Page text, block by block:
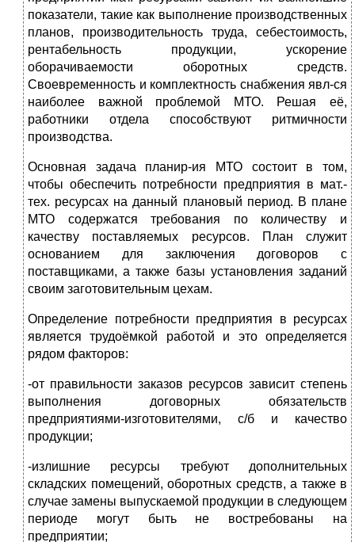
показатели, такие как выполнение производственных
планов, производительность труда, себестоимость,
рентабельность продукции, ускорение
оборачиваемости оборотных средств.
Своевременность и комплектность снабжения явл-ся
наиболее важной проблемой МТО. Решая её,
работники отдела способствуют ритмичности
производства.
Основная задача планир-ия МТО состоит в том,
чтобы обеспечить потребности предприятия в мат.-
тех. ресурсах на данный плановый период. В плане
МТО содержатся требования по количеству и
качеству поставляемых ресурсов. План служит
основанием для заключения договоров с
поставщиками, а также базы установления заданий
своим заготовительным цехам.
Определение потребности предприятия в ресурсах
является трудоёмкой работой и это определяется
рядом факторов:
-от правильности заказов ресурсов зависит степень
выполнения договорных обязательств
предприятиями-изготовителями, с/б и качество
продукции;
-излишние ресурсы требуют дополнительных
складских помещений, оборотных средств, а также в
случае замены выпускаемой продукции в следующем
периоде могут быть не востребованы на
предприятии;